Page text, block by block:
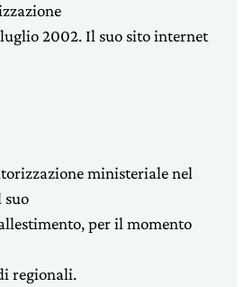
2002. Il suo sito internet
ministeriale nel
suo
per il momento
regionali.